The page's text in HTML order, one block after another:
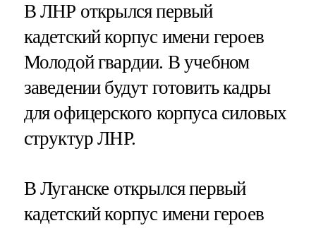
В ЛНР открылся первый
кадетский корпус имени героев
Молодой гвардии. В учебном
заведении будут готовить кадры
для офицерского корпуса силовых
структур ЛНР.
В Луганске открылся первый
кадетский корпус имени героев